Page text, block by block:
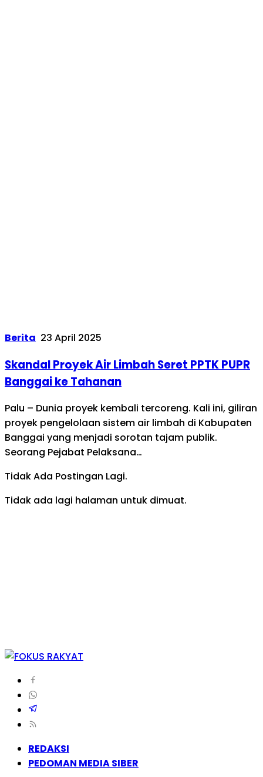
Berita 23 April 2025
Skandal Proyek Air Limbah Seret PPTK PUPR
Banggai ke Tahanan
Palu – Dunia proyek kembali tercoreng. Kali ini, giliran
proyek pengelolaan sistem air limbah di Kabupaten
Banggai yang menjadi sorotan tajam publik.
Seorang Pejabat Pelaksana…
Tidak Ada Postingan Lagi.
Tidak ada lagi halaman untuk dimuat.
REDAKSI
PEDOMAN MEDIA SIBER